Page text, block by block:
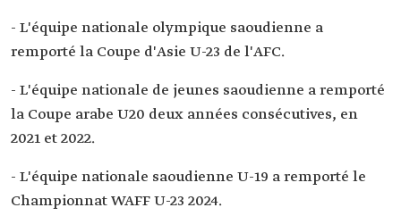
- L'équipe nationale olympique saoudienne a
remporté la Coupe d'Asie U-23 de l'AFC.
- L'équipe nationale de jeunes saoudienne a remporté
la Coupe arabe U20 deux années consécutives, en
2021 et 2022.
- L'équipe nationale saoudienne U-19 a remporté le
Championnat WAFF U-23 2024.